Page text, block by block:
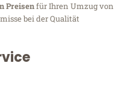
Preisenfür Ihren Umzug von
bei der Qualität